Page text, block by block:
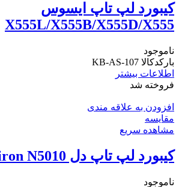
کیبورد لپ تاپ ایسوس
X555L/X555B/X555D/X555
ناموجود
بارکدکالا KB-AS-107
اطلاعات بیشتر
فروخته شد
افزودن به علاقه مندی
مقایسه
مشاهده سریع
کیبورد لپ تاپ دل Inspiron N5010
ناموجود